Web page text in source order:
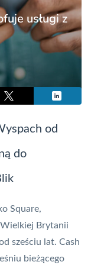
usługi z
od
do
Square,
Brytanii
sześciu lat. Cash
bieżącego